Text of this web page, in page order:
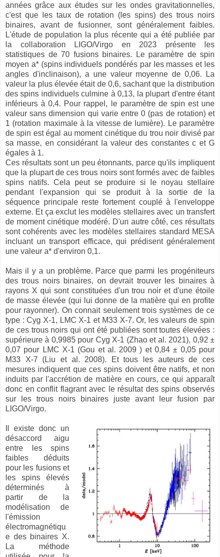
années grâce aux études sur les ondes gravitationnelles,
c'est que les taux de rotation (les spins) des trous noirs
binaires, avant de fusionner, sont généralement faibles.
L'étude de population la plus récente qui a été publiée par
la collaboration LIGO/Virgo en 2023 présente les
statistiques de 70 fusions binaires. Le paramètre de spin
moyen a* (spins individuels pondérés par les masses et les
angles d'inclinaison), a une valeur moyenne de 0,06. La
valeur la plus élevée était de 0,6, sachant que la distribution
des spins individuels culmine à 0,13, la plupart d'entre étant
inférieurs à 0,4. Pour rappel, le paramètre de spin est une
valeur sans dimension qui varie entre 0 (pas de rotation) et
1 (rotation maximale à la vitesse de lumière). Le paramètre
de spin est égal au moment cinétique du trou noir divisé par
sa masse, en considérant la valeur des constantes c et G
égales à 1.
Ces résultats sont un peu étonnants, parce qu'ils impliquent
que la plupart de ces trous noirs sont formés avec de faibles
spins natifs. Cela peut se produire si le noyau stellaire
pendant l'expansion qui se produit à la sortie de la
séquence principale reste fortement couplé à l'enveloppe
externe. Et ça exclut les modèles stellaires avec un transfert
de moment cinétique modéré. D'un autre côté, ces résultats
sont cohérents avec les modèles stellaires standard MESA
incluant un transport efficace, qui prédisent généralement
une valeur a* d'environ 0,1.
Mais il y a un problème. Parce que parmi les progéniteurs
des trous noirs binaires, on devrait trouver les binaires à
rayons X qui sont constituées d'un trou noir et d'une étoile
de masse élevée (qui lui donne de la matière qui en profite
pour rayonner). On connait seulement trois systèmes de ce
type : Cyg X-1, LMC X-1 et M33 X-7. Or, les valeurs de spin
de ces trous noirs qui ont été publiées sont toutes élevées :
supérieure à 0,9985 pour Cyg X-1 (Zhao et al. 2021), 0,92 ±
0,07 pour LMC X-1 (Gou et al. 2009 ) et 0,84 ± 0,05 pour
M33 X-7 (Liu et al. 2008). Et tous les auteurs de ces
mesures indiquent que ces spins doivent être natifs, et non
induits par l'accrétion de matière en cours, ce qui apparaît
donc en conflit flagrant avec le résultat des spins observés
sur les trous noirs binaires juste avant leur fusion par
LIGO/Virgo.
Il existe donc un
désaccord aigu
entre les spins
faibles déduits
pour les fusions et
les spins élevés
déterminés à
partir de la
modélisation de
l'émission
électromagnétiqu
e des binaires X.
La méthode